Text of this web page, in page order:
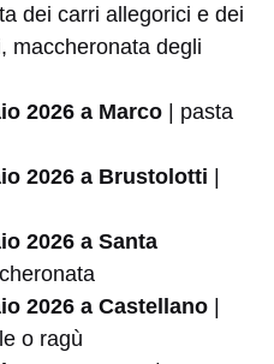
dei carri allegorici e dei
maccheronata degli
2026 a Marco | pasta
2026 a Brustolotti |
2026 a Santa
2026 a Castellano |
o ragù